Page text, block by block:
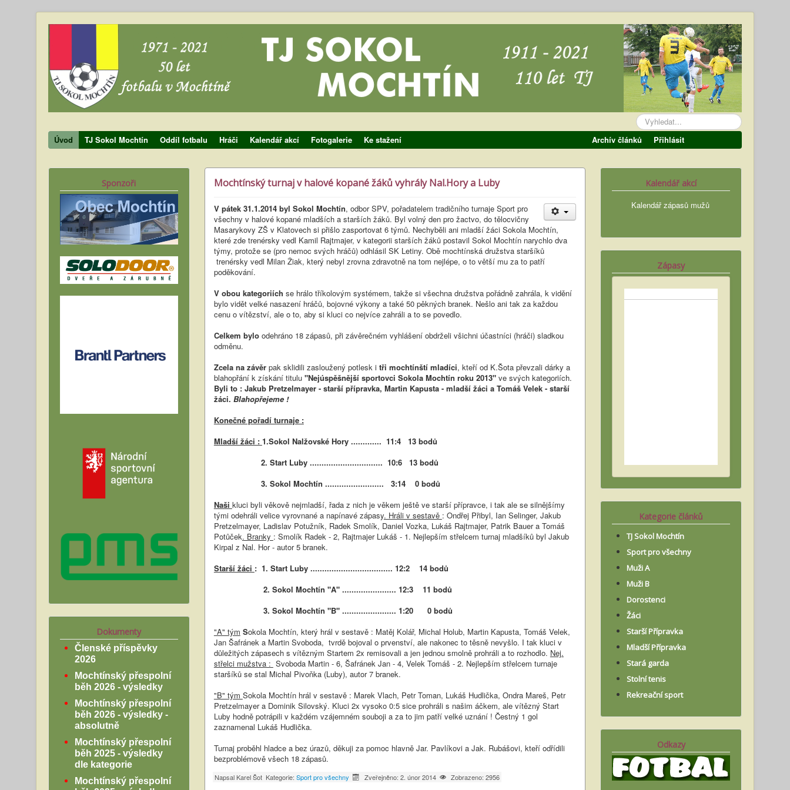
Vyhledávání...
Úvod
TJ Sokol Mochtín Oddíl fotbalu Hráči Kalendář akcí Fotogalerie Ke stažení Archív článků Přihlásit
Sponzoři
Dokumenty
Členské příspěvky
2026
Mochtínský přespolní
běh 2026 - výsledky
Mochtínský přespolní
běh 2026 - výsledky -
absolutně
Mochtínský přespolní
běh 2025 - výsledky
dle kategorie
Mochtínský přespolní
Mochtínský turnaj v halové kopané žáků vyhrály Nal.Hory a Luby
V pátek 31.1.2014 byl Sokol Mochtín, odbor SPV, pořadatelem tradičního turnaje Sport pro
všechny v halové kopané mladších a starších žáků. Byl volný den pro žactvo, do tělocvičny
Masarykovy ZŠ v Klatovech si přišlo zasportovat 6 týmů. Nechyběli ani mladší žáci Sokola Mochtín,
které zde trenérsky vedl Kamil Rajtmajer, v kategorii starších žáků postavil Sokol Mochtín narychlo dva
týmy, protože se (pro nemoc svých hráčů) odhlásil SK Letiny. Obě mochtínská družstva staršíků
trenérsky vedl Milan Žiak, který nebyl zrovna zdravotně na tom nejlépe, o to větší mu za to patří
poděkování.
V obou kategoriích se hrálo tříkolovým systémem, takže si všechna družstva pořádně zahrála, k vidění
bylo vidět velké nasazení hráčů, bojovné výkony a také 50 pěkných branek. Nešlo ani tak za každou
cenu o vítězství, ale o to, aby si kluci co nejvíce zahráli a to se povedlo.
Celkem byloodehráno 18 zápasů, při závěrečném vyhlášení obdrželi všichni účastníci (hráči) sladkou
odměnu.
Zcela na závěrpak sklidili zasloužený potlesk i tři mochtínští mladíci, kteří od K.Šota převzali dárky a
blahopřání k získání titulu"Nejúspěšnější sportovci Sokola Mochtín roku 2013"ve svých kategoriích.
Byli to : Jakub Pretzelmayer - starší přípravka, Martin Kapusta - mladší žáci a Tomáš Velek - starší
žáci. Blahopřejeme !
Konečné pořadí turnaje :
Mladší žáci : 1.Sokol Nalžovské Hory ............. 11:4 13 bodů
2. Start Luby ............................... 10:6 13 bodů
3. Sokol Mochtín ......................... 3:14 0 bodů
Naši kluci byli věkově nejmladší, řada z nich je věkem ještě ve starší přípravce, i tak ale se silnějšímy
tými odehráli velice vyrovnané a napínavé zápasy. Hráli v sestavě : Ondřej Přibyl, Ian Selinger, Jakub
Pretzelmayer, Ladislav Potužník, Radek Smolík, Daniel Vozka, Lukáš Rajtmajer, Patrik Bauer a Tomáš
Potůček. Branky : Smolík Radek - 2, Rajtmajer Lukáš - 1. Nejlepším střelcem turnaj mladšíků byl Jakub
Kirpal z Nal. Hor - autor 5 branek.
Starší žáci : 1. Start Luby ................................... 12:2 14 bodů
2. Sokol Mochtín "A" ....................... 12:3 11 bodů
3. Sokol Mochtín "B" ....................... 1:20 0 bodů
"A" tým Sokola Mochtín, který hrál v sestavě : Matěj Kolář, Michal Holub, Martin Kapusta, Tomáš Velek,
Jan Šafránek a Martin Svoboda, tvrdě bojoval o prvenství, ale nakonec to těsně nevyšlo. I tak kluci v
důležitých zápasech s vítězným Startem 2x remisovali a jen jednou smolně prohráli a to rozhodlo. Nej.
střelci mužstva : Svoboda Martin - 6, Šafránek Jan - 4, Velek Tomáš - 2. Nejlepším střelcem turnaje
staršíků se stal Michal Pivoňka (Luby), autor 7 branek.
"B" tým Sokola Mochtín hrál v sestavě : Marek Vlach, Petr Toman, Lukáš Hudlička, Ondra Mareš, Petr
Pretzelmayer a Dominik Silovský. Kluci 2x vysoko 0:5 sice prohráli s našim áčkem, ale vítězný Start
Luby hodně potrápili v každém vzájemném souboji a za to jim patří velké uznání ! Čestný 1 gol
zaznamenal Lukáš Hudlička.
Turnaj proběhl hladce a bez úrazů, děkuji za pomoc hlavně Jar. Pavlíkovi a Jak. Rubášovi, kteří odřídili
bezproblémově všech 18 zápasů.
Napsal Karel Šot Kategorie: Sport pro všechny Zveřejněno: 2. únor 2014 Zobrazeno: 2956
Kalendář akcí
Kalendář zápasů mužů
Zápasy
Kategorie článků
TJ Sokol Mochtín
Sport pro všechny
Muži A
Muži B
Dorostenci
Žáci
Starší Přípravka
Mladší Přípravka
Stará garda
Stolní tenis
Rekreační sport
Odkazy